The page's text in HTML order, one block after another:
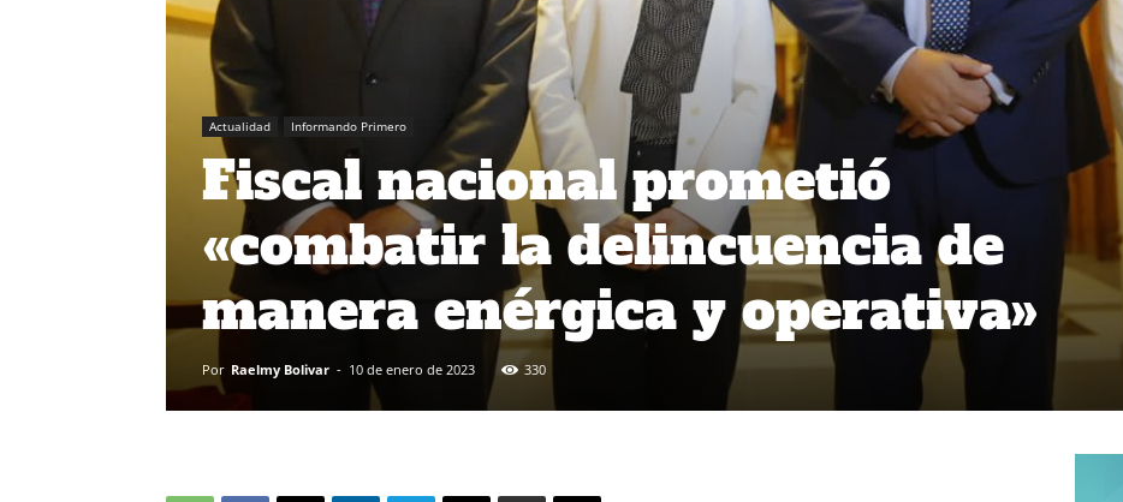
Actualidad Informando Primero
Fiscal nacional prometió
«combatir la delincuencia de
manera enérgica y operativa»
Por Raelmy Bolivar - 10 de enero de 2023 330